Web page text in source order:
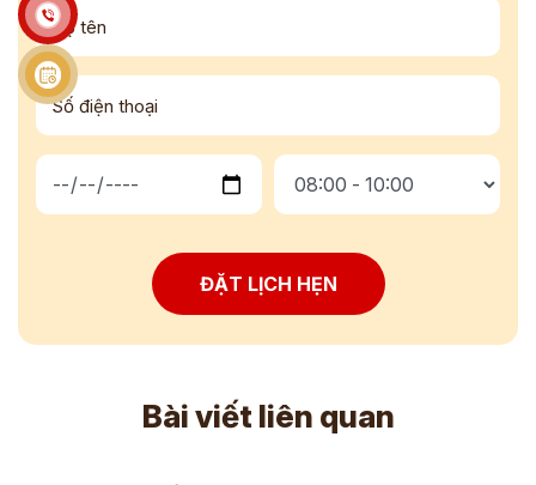
ĐẶT LỊCH HẸN
Bài viết liên quan